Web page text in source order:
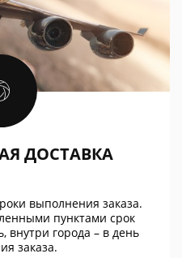
ДОСТАВКА
выполнения заказа.
пунктами срок
внутри города – в день
заказа.